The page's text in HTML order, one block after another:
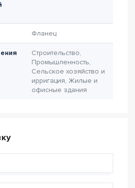
Фланец
Строительство,
Промышленность,
Сельское хозяйство и
ирригация, Жилые и
офисные здания